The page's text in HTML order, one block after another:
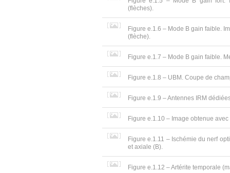
(flèches).
Figure e.1.6 – Mode B gain faible.
(flèche).
Figure e.1.7 – Mode B gain faible.
Figure e.1.8 – UBM. Coupe de
Figure e.1.9 – Antennes IRM
Figure e.1.10 – Image obtenue
Figure e.1.11 – Ischémie du nerf
et axiale (B).
Figure e.1.12 – Artérite temporale